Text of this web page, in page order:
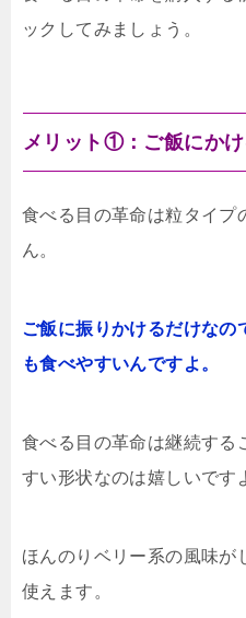
ックしてみましょう。
メリット①：ご飯にか
食べる目の革命は粒タイプ
ん。
ご飯に振りかけるだけなの
も食べやすいんですよ。
食べる目の革命は継続する
すい形状なのは嬉しいです
ほんのりベリー系の風味が
使えます。